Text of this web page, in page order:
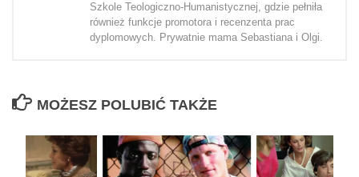
Szkole Teologiczno-Humanistycznej, gdzie pełniła
również funkcje promotora i recenzenta prac
dyplomowych. Prywatnie mama Sebastiana i Olgi.
MOŻESZ POLUBIĆ TAKŻE